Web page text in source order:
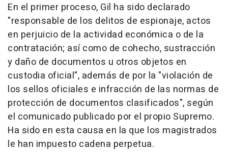
En el primer proceso, Gil ha sido declarado
"responsable de los delitos de espionaje, actos
en perjuicio de la actividad económica o de la
contratación; así como de cohecho, sustracción
y daño de documentos u otros objetos en
custodia oficial", además de por la "violación de
los sellos oficiales e infracción de las normas de
protección de documentos clasificados", según
el comunicado publicado por el propio Supremo.
Ha sido en esta causa en la que los magistrados
le han impuesto cadena perpetua.